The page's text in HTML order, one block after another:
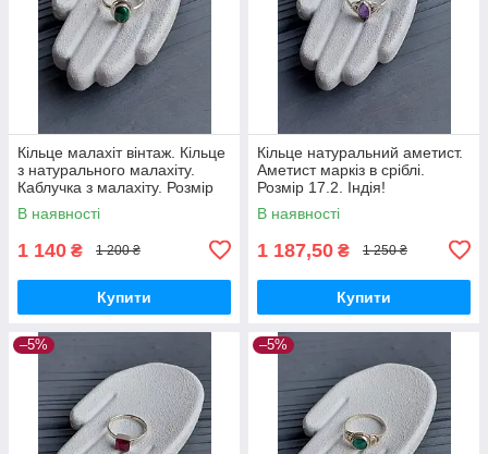
Кільце малахіт вінтаж. Кільце
з натурального малахіту.
Каблучка з малахіту. Розмір
15.5. Індія!
В наявності
1 140 ₴ 1 200 ₴
Купити
Кільце натуральний аметист.
Аметист маркіз в сріблі.
Розмір 17.2. Індія!
В наявності
1 187,50 ₴ 1 250 ₴
Купити
–5% –5%